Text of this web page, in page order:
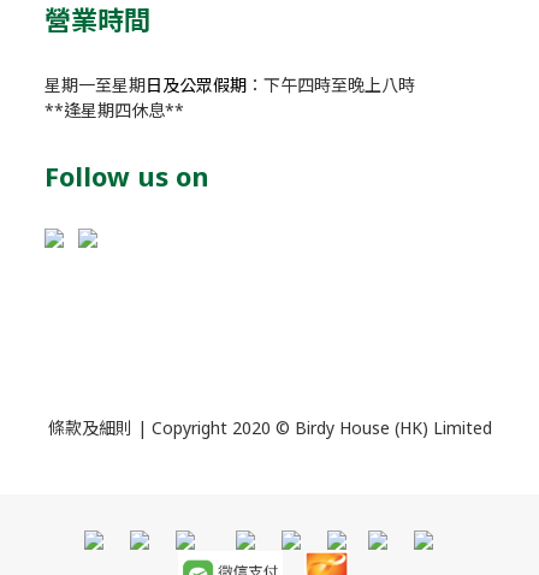
營業時間
星期一至星期日及公眾假期 ：下午四時至晚上八時
**逢星期四休息**
Follow us on
條款及細則 | Copyright 2020 © Birdy House (HK) Limited